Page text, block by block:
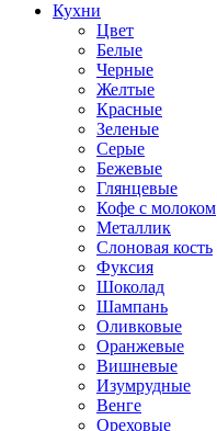
Кухни
Цвет
Белые
Черные
Желтые
Красные
Зеленые
Серые
Бежевые
Глянцевые
Кофе с молоком
Металлик
Слоновая кость
Фуксия
Шоколад
Шампань
Оливковые
Оранжевые
Вишневые
Изумрудные
Венге
Ореховые